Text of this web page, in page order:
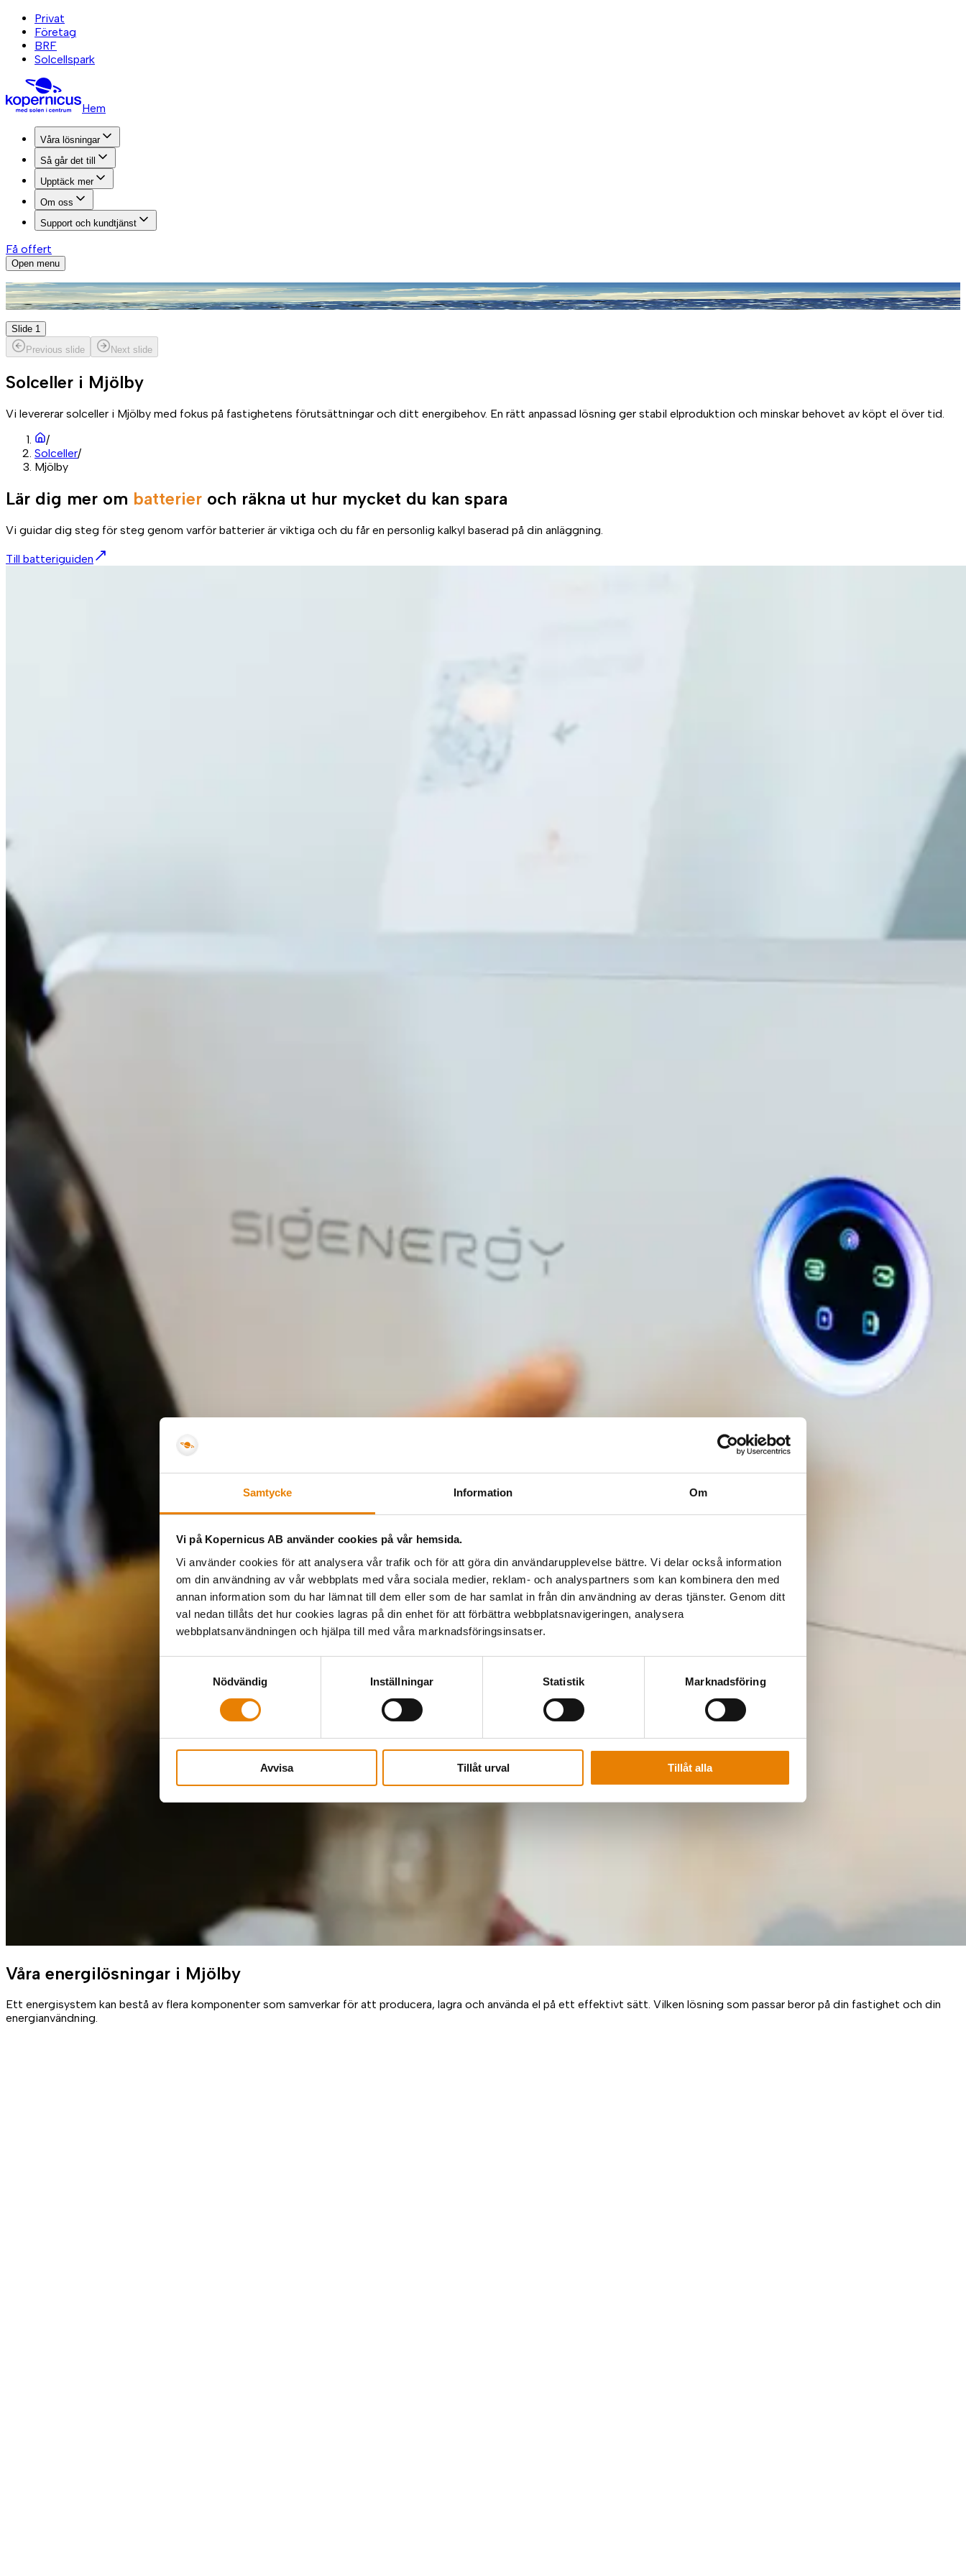
Samtycke Information Om
Vi på Kopernicus AB använder cookies på vår hemsida.
Vi använder cookies för att analysera vår trafik och för att göra din användarupplevelse bättre. Vi delar också information
om din användning av vår webbplats med våra sociala medier, reklam- och analyspartners som kan kombinera den med
annan information som du har lämnat till dem eller som de har samlat in från din användning av deras tjänster. Genom ditt
val nedan tillåts det hur cookies lagras på din enhet för att förbättra webbplatsnavigeringen, analysera
webbplatsanvändningen och hjälpa till med våra marknadsföringsinsatser.
Nödvändig
Inställningar Statistik Marknadsföring
Avvisa Tillåt urval Tillåt alla
Privat
Företag
BRF
Solcellspark
Hem
Våra lösningar
Så går det till
Upptäck mer
Om oss
Support och kundtjänst
Få offert
Open menu
Slide 1
Previous slide
Next slide
Solceller i Mjölby
Vi levererar solceller i Mjölby med fokus på fastighetens förutsättningar och ditt energibehov. En rätt anpassad lösning ger stabil elproduktion och minskar behovet av köpt el över tid.
/
Solceller/
Mjölby
Lär dig mer om batterier och räkna ut hur mycket du kan spara
Vi guidar dig steg för steg genom varför batterier är viktiga och du får en personlig kalkyl baserad på din anläggning.
Till batteriguiden
Våra energilösningar i Mjölby
Ett energisystem kan bestå av flera komponenter som samverkar för att producera, lagra och använda el på ett effektivt sätt. Vilken lösning som passar beror på din fastighet och din
energianvändning.